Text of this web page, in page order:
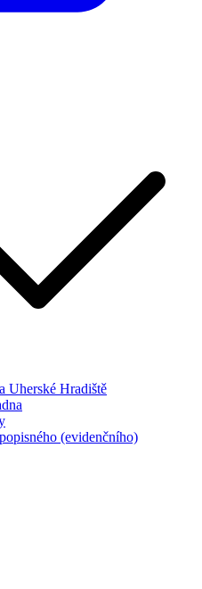
Uherské Hradiště
(evidenčního)